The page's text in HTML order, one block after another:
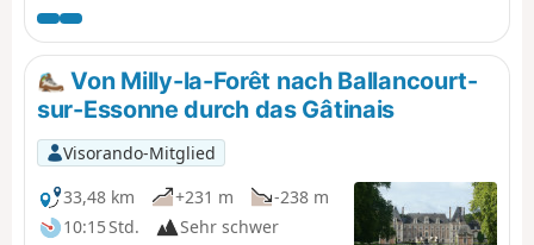
Von Milly-la-Forêt nach Ballancourt-
sur-Essonne durch das Gâtinais
Visorando-Mitglied
33,48 km
+231 m
-238 m
10:15 Std.
Sehr schwer